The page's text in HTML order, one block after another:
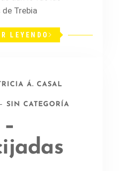
Trebia
LEYENDO
Á. CASAL
SIN CATEGORÍA